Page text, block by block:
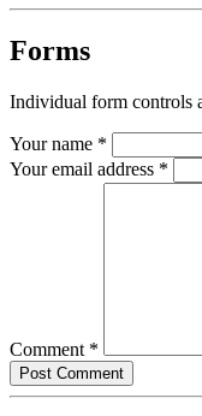
Forms
Individual form controls
Your name *
Your email address *
Comment *